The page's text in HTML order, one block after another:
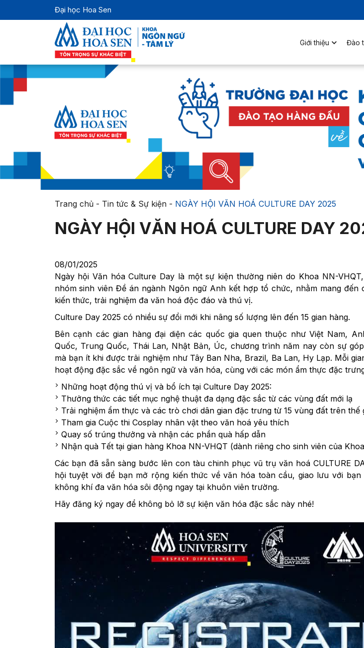
Đại học Hoa Sen
Giới thiệu Đào
Trang chủ- Tin tức & Sự kiện- NGÀY HỘI VĂN HOÁ CULTURE DAY 2025
NGÀY HỘI VĂN HOÁ CULTURE DAY
08/01/2025
Ngày hội Văn hóa Culture Day là một sự kiện thường niên do Khoa NN-
nhóm sinh viên Đề án ngành Ngôn ngữ Anh kết hợp tổ chức, nhằm mang đến
kiến thức, trải nghiệm đa văn hoá độc đáo và thú vị.
Culture Day 2025 có nhiều sự đổi mới khi nâng số lượng lên đến 15 gian hàng.
Bên cạnh các gian hàng đại diện các quốc gia quen thuộc như Việt Nam,
Quốc, Trung Quốc, Thái Lan, Nhật Bản, Úc, chương trình năm nay còn sự
mà bạn ít khi được trải nghiệm như Tây Ban Nha, Brazil, Ba Lan, Hy Lạp. Mỗi
hoạt động đặc sắc về ngôn ngữ và văn hóa, cùng với các món ẩm thực đặc
Những hoạt động thú vị và bổ ích tại Culture Day 2025:
Thưởng thức các tiết mục nghệ thuật đa dạng đặc sắc từ các vùng đất mới lạ
Trải nghiệm ẩm thực và các trò chơi dân gian đặc trưng từ 15 vùng đất trên thế
Tham gia Cuộc thi Cosplay nhân vật theo văn hoá yêu thích
Quay số trúng thưởng và nhận các phần quà hấp dẫn
Nhận quà Tết tại gian hàng Khoa NN-VHQT (dành riêng cho sinh viên của
Các bạn đã sẵn sàng bước lên con tàu chinh phục vũ trụ văn hoá CULTURE
hội tuyệt vời để bạn mở rộng kiến thức về văn hóa toàn cầu, giao lưu với
không khí đa văn hóa sôi động ngay tại khuôn viên trường.
Hãy đăng ký ngay để không bỏ lỡ sự kiện văn hóa đặc sắc này nhé!